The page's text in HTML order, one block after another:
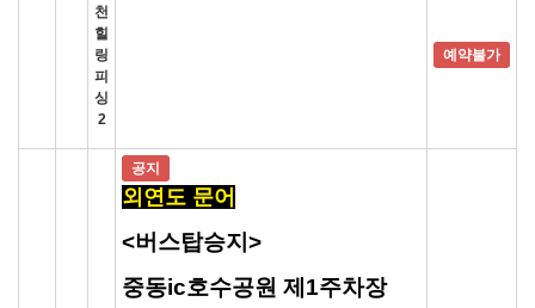
천
힐
링
피
싱
2
예약불가
공지
외연도 문어
<버스탑승지>
중동ic호수공원 제1주차장